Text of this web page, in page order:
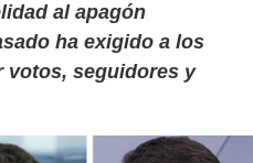
al apagón
ha exigido a los
votos, seguidores y